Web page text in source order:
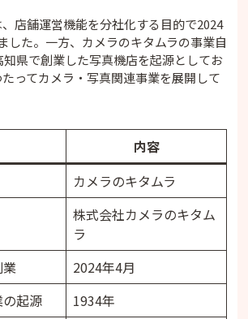
店舗運営機能を分社化する目的で2024
した。一方、カメラのキタムラの事業自
県で創業した写真機店を起源としてお
ってカメラ・写真関連事業を展開して
内容
カメラのキタムラ
株式会社カメラのキタム
ラ
2024年4月
起源
1934年